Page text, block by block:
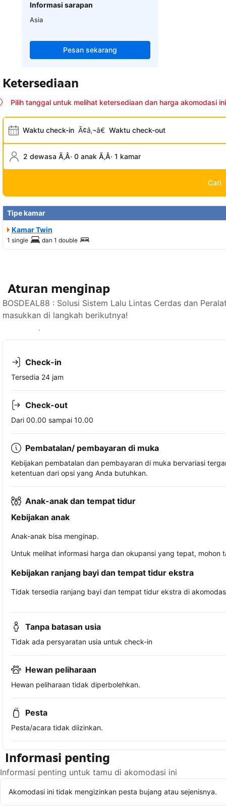
Informasi sarapan
Asia
Pesan sekarang
Ketersediaan
Pilih tanggal untuk melihat ketersediaan dan harga akomodasi ini
Waktu check-in Ã¢â‚¬â€ Waktu check-out
2 dewasa Ã‚Â· 0 anak Ã‚Â· 1 kamar
Cari
Tipe kamar
Kamar Twin
1 single dan 1 double
Aturan menginap
BOSDEAL88 : Solusi Sistem Lalu Lintas Cerdas dan
masukkan di langkah berikutnya!
Lihat ketersediaan
Check-in
Tersedia 24 jam
Check-out
Dari 00.00 sampai 10.00
Pembatalan/ pembayaran di muka
Kebijakan pembatalan dan pembayaran di muka bervariasi
ketentuan dari opsi yang Anda butuhkan.
Anak-anak dan tempat tidur
Kebijakan anak
Anak-anak bisa menginap.
Untuk melihat informasi harga dan okupansi yang tepat,
Kebijakan ranjang bayi dan tempat tidur ekstra
Tidak tersedia ranjang bayi dan tempat tidur ekstra di
Tanpa batasan usia
Tidak ada persyaratan usia untuk check-in
Hewan peliharaan
Hewan peliharaan tidak diperbolehkan.
Pesta
Pesta/acara tidak diizinkan.
Informasi penting
Informasi penting untuk tamu di akomodasi ini
Akomodasi ini tidak mengizinkan pesta bujang atau sejenisnya.